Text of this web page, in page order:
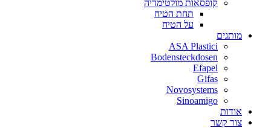
קופסאות מולטימדיה
תחת הטיח
על הטיח
מותגים
ASA Plastici
Bodensteckdosen
Efapel
Gifas
Novosystems
Sinoamigo
אודות
צור קשר